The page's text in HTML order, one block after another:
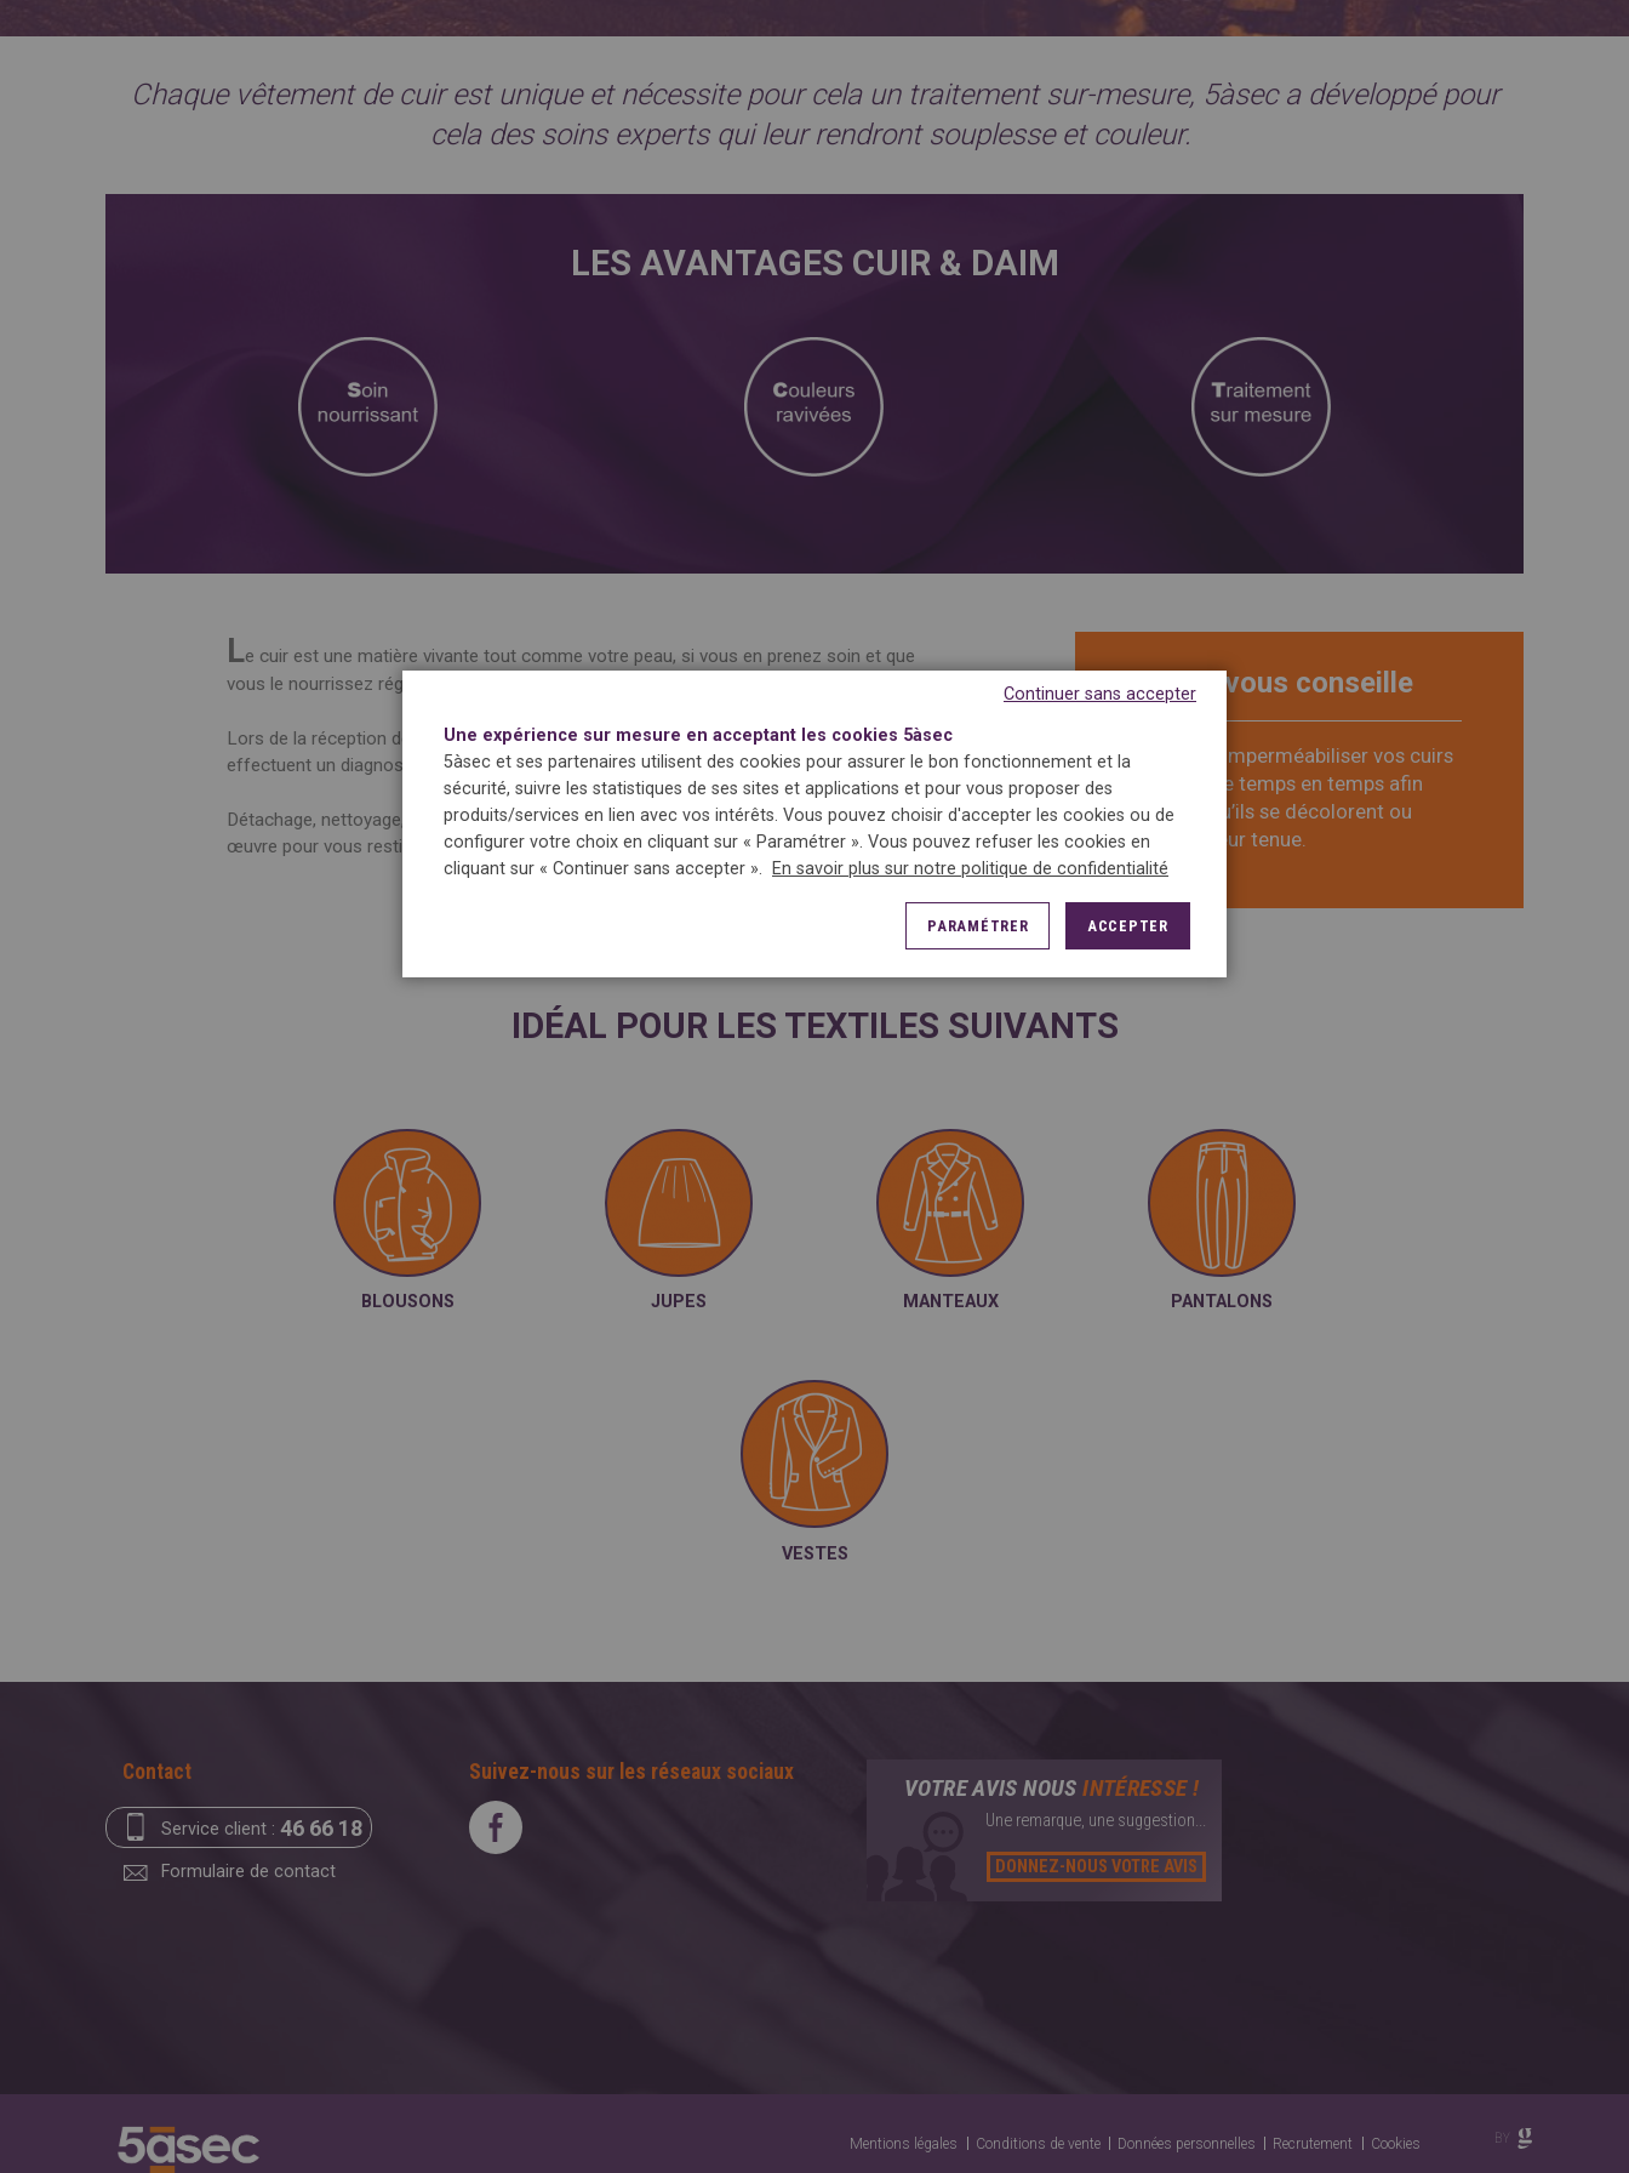
Chaque vêtement de cuir est unique et nécessite pour cela un traitement sur-mesure, 5àsec a développé pour
cela des soins experts qui leur rendront souplesse et couleur.
LES AVANTAGES CUIR & DAIM
Le cuir est une matière vivante tout comme votre peau, si vous en prenez soin et que
vous le nourrissez régulièrement, il restera souple et éclatant plus longtemps !
Lors de la réception de vos vêtements, nos experts 5àsec examinent vos cuirs et
effectuent un diagnostic afin de déterminer le traitement adéquat selon leur état.
Détachage, nettoyage, re-coloration, traitement nourrissant… nous mettons tout en
œuvre pour vous restituer vos vêtements de cuir comme neuf !
5àsec vous conseille
Pensez à imperméabiliser vos cuirs
et daim de temps en temps afin
d’éviter qu’ils se décolorent ou
perdent leur tenue.
IDÉAL POUR LES TEXTILES SUIVANTS
BLOUSONS JUPES MANTEAUX PANTALONS
VESTES
Contact
Service client : 46 66 18
Formulaire de contact
Suivez-nous sur les réseaux sociaux
VOTRE AVIS NOUSINTÉRESSE !
Une remarque, une suggestion...
DONNEZ-NOUS VOTRE AVIS
Mentions légales Conditions de vente Données personnelles Recrutement Cookies
Une expérience sur mesure en acceptant les cookies 5àsec
5àsec et ses partenaires utilisent des cookies pour assurer le bon fonctionnement et la
sécurité, suivre les statistiques de ses sites et applications et pour vous proposer des
produits/services en lien avec vos intérêts. Vous pouvez choisir d'accepter les cookies ou de
configurer votre choix en cliquant sur « Paramétrer ». Vous pouvez refuser les cookies en
cliquant sur « Continuer sans accepter ».
En savoir plus sur notre politique de confidentialité
ACCEPTER
PARAMÉTRER
Continuer sans accepter